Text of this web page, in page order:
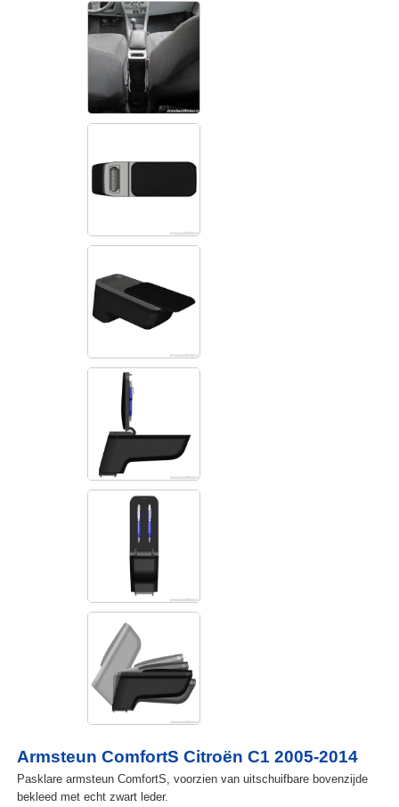
Armsteun ComfortS Citroën C1 2005-2014
Pasklare armsteun ComfortS, voorzien van uitschuifbare bovenzijde
bekleed met echt zwart leder.